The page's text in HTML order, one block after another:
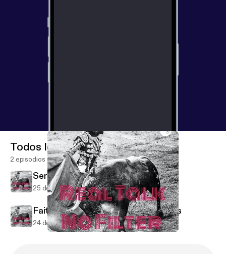
Todos los episodios
2 episodios
Serena Favorite Things
25 de sep de 2021 3 min
Faith during COVID and other topics
24 de ago de 2020 59 min